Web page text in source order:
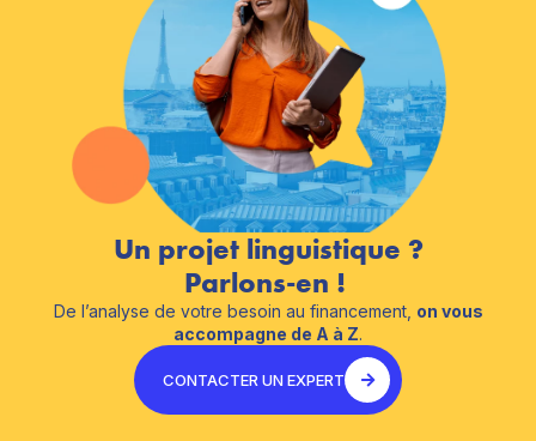
Un projet linguistique ?
Parlons-en !
De l’analyse de votre besoin au financement, on vous
accompagne de A à Z.
CONTACTER UN EXPERT